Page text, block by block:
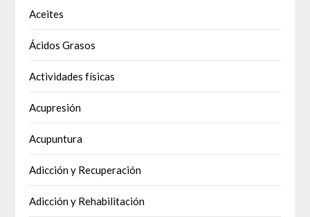
Aceites
Ácidos Grasos
Actividades físicas
Acupresión
Acupuntura
Adicción y Recuperación
Adicción y Rehabilitación